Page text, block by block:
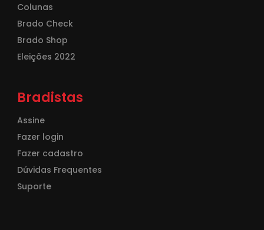
Colunas
Brado Check
Brado Shop
Eleições 2022
Bradistas
Assine
Fazer login
Fazer cadastro
Dúvidas Frequentes
Suporte